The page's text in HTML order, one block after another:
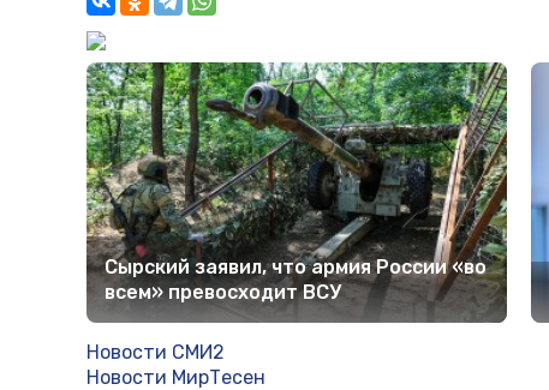
Сырский заявил, что армия России «во
всем» превосходит ВСУ
Новости СМИ2
Новости МирТесен